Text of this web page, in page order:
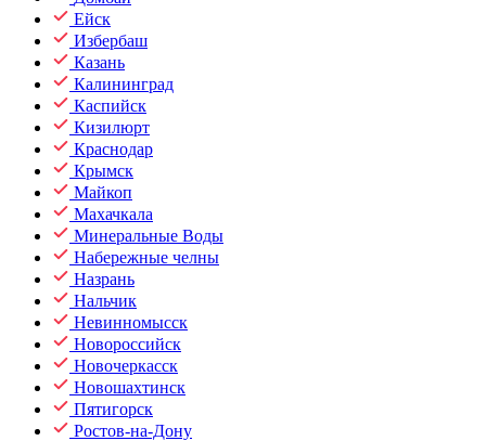
Ейск
Избербаш
Казань
Калининград
Каспийск
Кизилюрт
Краснодар
Крымск
Майкоп
Махачкала
Минеральные Воды
Набережные челны
Назрань
Нальчик
Невинномысск
Новороссийск
Новочеркасск
Новошахтинск
Пятигорск
Ростов-на-Дону